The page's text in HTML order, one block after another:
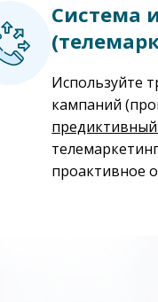
Система
Используйте
кампаний
проактивное